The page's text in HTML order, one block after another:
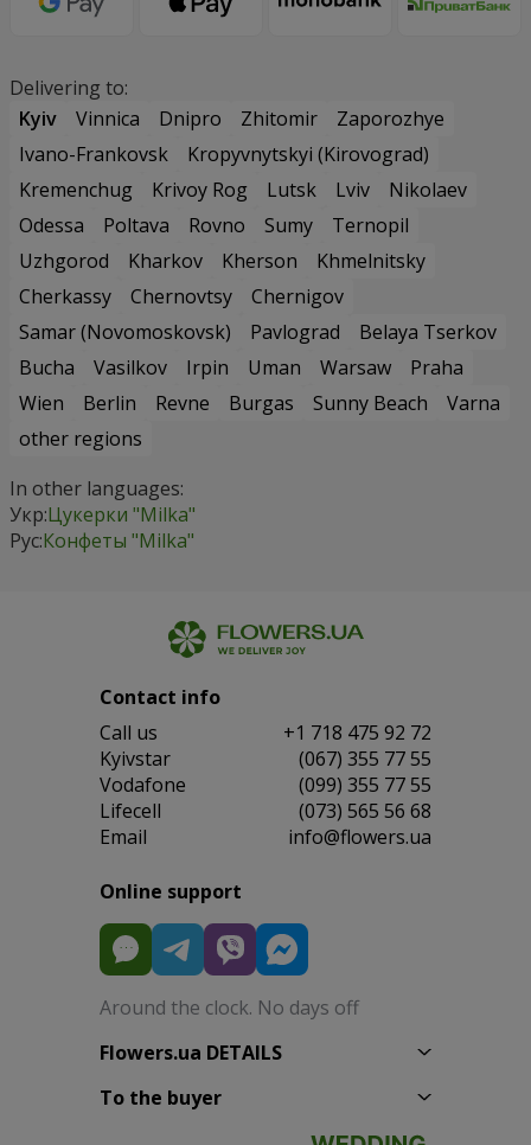
Delivering to:
Kyiv
Vinnica Dnipro Zhitomir
Zaporozhye
Ivano-Frankovsk
Kropyvnytskyi (Kirovograd)
Kremenchug
Krivoy Rog Lutsk Lviv
Nikolaev
Odessa
Poltava Rovno Sumy
Ternopil
Uzhgorod
Kharkov Kherson
Khmelnitsky
Cherkassy
Chernovtsy
Chernigov
Samar (Novomoskovsk)
Pavlograd
Belaya Tserkov
Bucha
Vasilkov Irpin Uman Warsaw
Praha
Wien
Berlin Revne Burgas Sunny Beach
Varna
other regions
In other languages:
Укр:Цукерки "Milka"
Рус:Конфеты "Milka"
Contact info
Сall us
+1 718 475 92 72
Kyivstar
(067) 355 77 55
Vodafone
(099) 355 77 55
Lifecell
(073) 565 56 68
Email
info@flowers.ua
Online support
Around the clock. No days off
Flowers.ua DETAILS
To the buyer